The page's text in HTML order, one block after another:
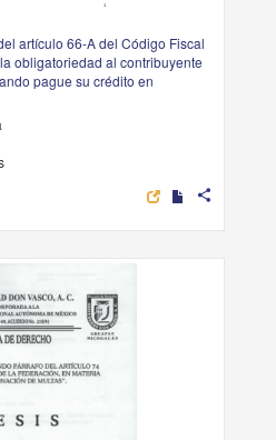
artículo 66-A del Código Fiscal
obligatoriedad al contribuyente
pague su crédito en
share